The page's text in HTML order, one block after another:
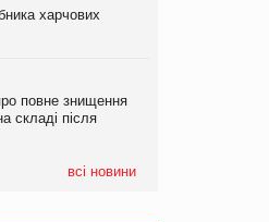
харчових
повне знищення
складі після
всі новини
новинки від ТМ
заморожені
харчових
повне знищення
складі після